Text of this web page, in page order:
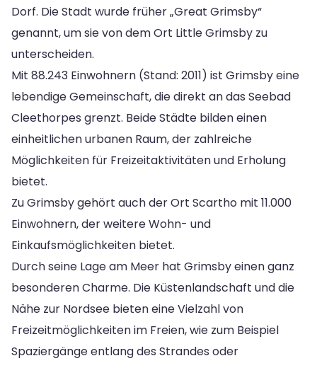
Dorf. Die Stadt wurde früher „Great Grimsby“
genannt, um sie von dem Ort Little Grimsby zu
unterscheiden.
Mit 88.243 Einwohnern (Stand: 2011) ist Grimsby eine
lebendige Gemeinschaft, die direkt an das Seebad
Cleethorpes grenzt. Beide Städte bilden einen
einheitlichen urbanen Raum, der zahlreiche
Möglichkeiten für Freizeitaktivitäten und Erholung
bietet.
Zu Grimsby gehört auch der Ort Scartho mit 11.000
Einwohnern, der weitere Wohn- und
Einkaufsmöglichkeiten bietet.
Durch seine Lage am Meer hat Grimsby einen ganz
besonderen Charme. Die Küstenlandschaft und die
Nähe zur Nordsee bieten eine Vielzahl von
Freizeitmöglichkeiten im Freien, wie zum Beispiel
Spaziergänge entlang des Strandes oder